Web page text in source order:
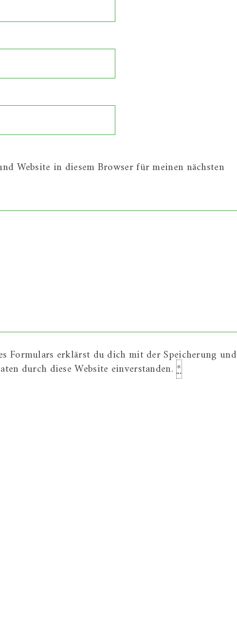
Website in diesem Browser für meinen nächsten
Formulars erklärst du dich mit der Speicherung und
durch diese Website einverstanden.*